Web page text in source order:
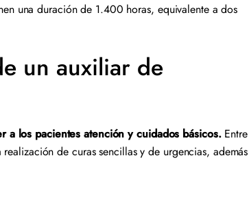
una duración de 1.400 horas, equivalente a dos
un auxiliar de
los pacientes atención y cuidados básicos. Entre
de curas sencillas y de urgencias, además